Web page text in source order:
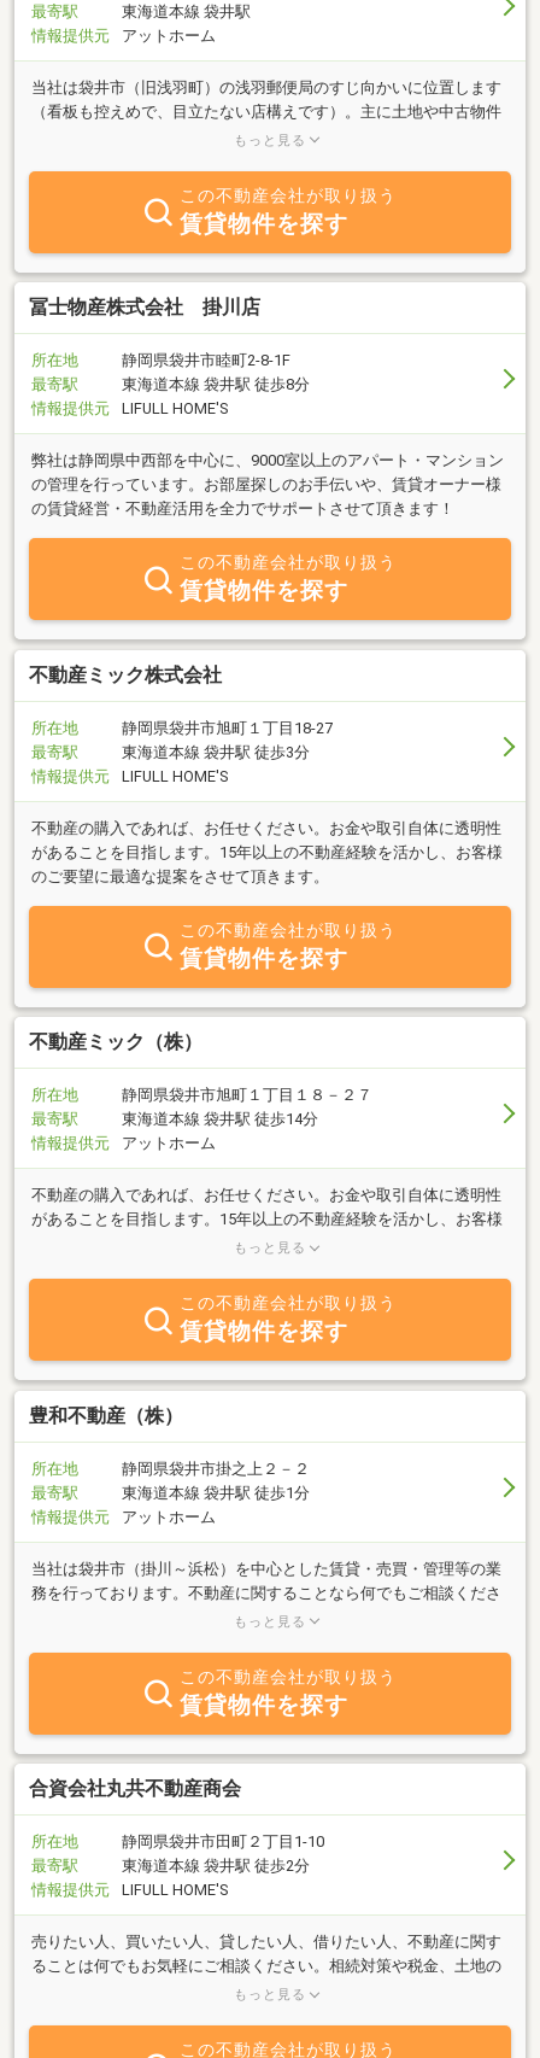
最寄駅
東海道本線 袋井駅
情報提供元
アットホーム
当社は袋井市（旧浅羽町）の浅羽郵便局のすじ向かいに位置します
（看板も控えめで、目立たない店構えです）。主に土地や中古物件
の売買、アパート・その他賃貸を業務としております。もちろん新
ける仕事を！と考えて対応させて頂いております。◇◆◇営業
◇◆◇月～土曜日９：００～１８：００～～駐車場１４台完備～～
日曜・祝日や時間外でも、お電話頂ければお客様の希望に合わせて
営業いたします。その他物件も多数ございます。メールでのお問い
合わせにも対応しています。お気軽にご来店・お問い合わせくださ
い。
もっと見る
この不動産会社が取り扱う
賃貸物件を探す
冨士物産株式会社 掛川店
所在地
静岡県袋井市睦町2-8-1F
最寄駅
東海道本線 袋井駅 徒歩8分
情報提供元
LIFULL HOME'S
弊社は静岡県中西部を中心に、9000室以上のアパート・マンション
の管理を行っています。お部屋探しのお手伝いや、賃貸オーナー様
の賃貸経営・不動産活用を全力でサポートさせて頂きます！
この不動産会社が取り扱う
賃貸物件を探す
不動産ミック株式会社
所在地
静岡県袋井市旭町１丁目18-27
最寄駅
東海道本線 袋井駅 徒歩3分
情報提供元
LIFULL HOME'S
不動産の購入であれば、お任せください。お金や取引自体に透明性
があることを目指します。15年以上の不動産経験を活かし、お客様
のご要望に最適な提案をさせて頂きます。
この不動産会社が取り扱う
賃貸物件を探す
不動産ミック（株）
所在地
静岡県袋井市旭町１丁目１８－２７
最寄駅
東海道本線 袋井駅 徒歩14分
情報提供元
アットホーム
不動産の購入であれば、お任せください。お金や取引自体に透明性
があることを目指します。15年以上の不動産経験を活かし、お客様
のご要望に最適な提案をさせて頂きます。ご要望にできる限り応え
み】◆住宅ローンアドバイザーやファイナンシャルプランナー資格
を活かし、安心の資金計画をご提案します。◆新築住宅販売やホー
ムインスペクター資格を活かした住宅性能説明ができます。◆地元
不動産会社のネットワーク（人のつながり）とネット情報の両面か
ら、情報を収集し、提供させて頂きます。
もっと見る
この不動産会社が取り扱う
賃貸物件を探す
豊和不動産（株）
所在地
静岡県袋井市掛之上２－２
最寄駅
東海道本線 袋井駅 徒歩1分
情報提供元
アットホーム
当社は袋井市（掛川～浜松）を中心とした賃貸・売買・管理等の業
務を行っております。不動産に関することなら何でもご相談くださ
い☆場所は袋井駅から徒歩１分！駐車場もありますので、電車でも
もっと見る
この不動産会社が取り扱う
賃貸物件を探す
合資会社丸共不動産商会
所在地
静岡県袋井市田町２丁目1-10
最寄駅
東海道本線 袋井駅 徒歩2分
情報提供元
LIFULL HOME'S
売りたい人、買いたい人、貸したい人、借りたい人、不動産に関す
ることは何でもお気軽にご相談ください。相続対策や税金、土地の
有効活用等、不動産コンサルティング業務も行っております。ぜ
もっと見る
この不動産会社が取り扱う